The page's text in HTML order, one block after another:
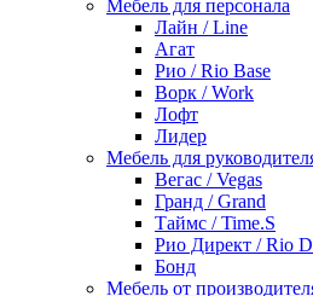
Мебель для персонала
Лайн / Line
Агат
Рио / Rio Base
Ворк / Work
Лофт
Лидер
Мебель для
Вегас / Vegas
Гранд / Grand
Таймс / Time.S
Рио Директ / Rio
Бонд
Мебель от